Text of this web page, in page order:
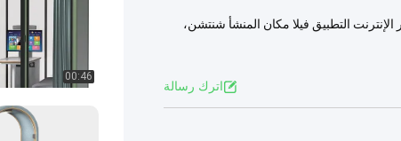
التطبيق فيلا مكان المنشأ شنتشن،
اترك رسالة
00:46